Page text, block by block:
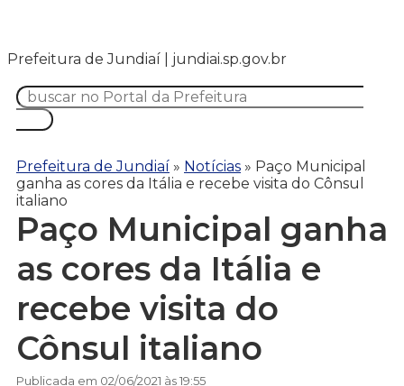
Prefeitura de Jundiaí | jundiai.sp.gov.br
Prefeitura de Jundiaí » Notícias » Paço Municipal
ganha as cores da Itália e recebe visita do Cônsul
italiano
Paço Municipal ganha
as cores da Itália e
recebe visita do
Cônsul italiano
Publicada em 02/06/2021 às 19:55